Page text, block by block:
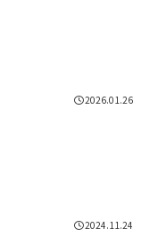
2026.01.26
2024.11.24